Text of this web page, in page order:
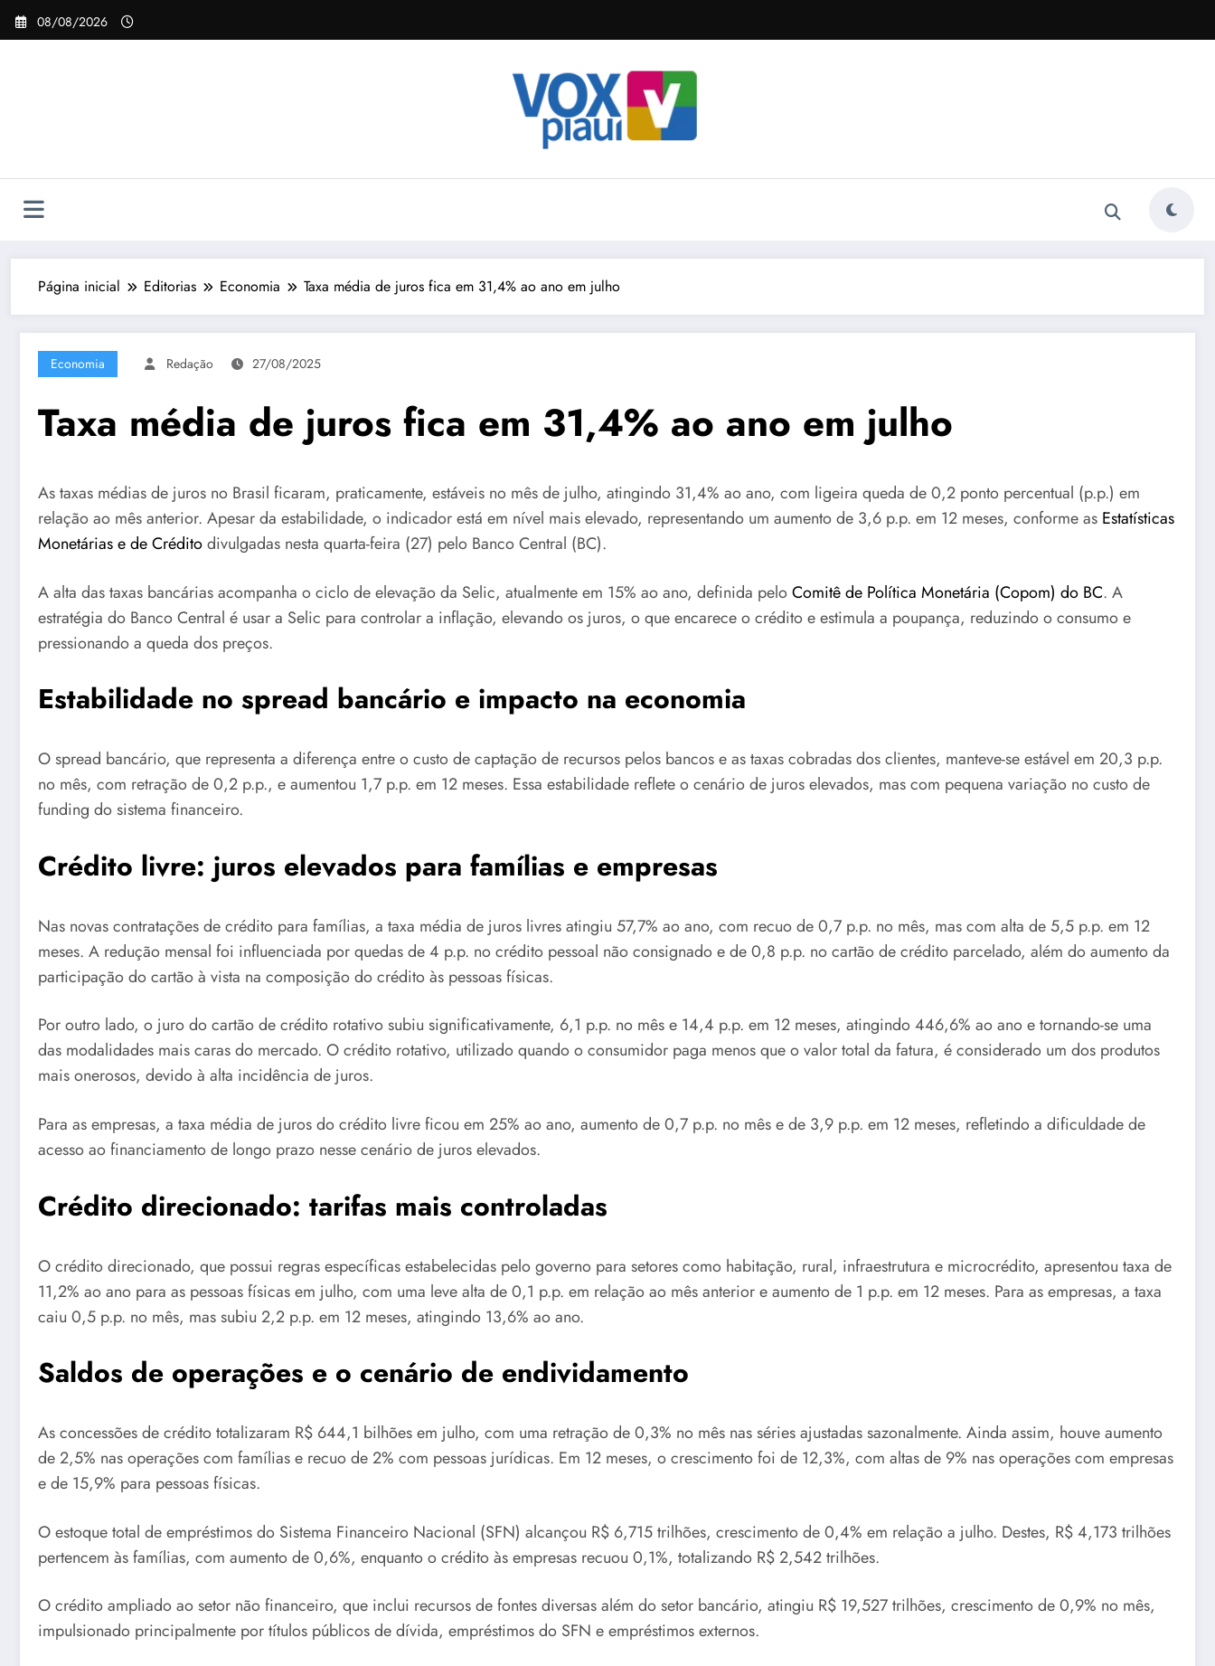
Pular
para
08/08/2026
Página inicial Editorias Economia Taxa média de juros fica em 31,4% ao ano em julho
Economia Redação 27/08/2025
Taxa média de juros fica em 31,4% ao ano em julho
As taxas médias de juros no Brasil ficaram, praticamente, estáveis no mês de julho, atingindo 31,4% ao ano, com ligeira queda de 0,2 ponto percentual (p.p.) em
relação ao mês anterior. Apesar da estabilidade, o indicador está em nível mais elevado, representando um aumento de 3,6 p.p. em 12 meses, conforme as Estatísticas
Monetárias e de Créditodivulgadas nesta quarta-feira (27) pelo Banco Central (BC).
A alta das taxas bancárias acompanha o ciclo de elevação da Selic, atualmente em 15% ao ano, definida peloComitê de Política Monetária (Copom) do BC. A
estratégia do Banco Central é usar a Selic para controlar a inflação, elevando os juros, o que encarece o crédito e estimula a poupança, reduzindo o consumo e
pressionando a queda dos preços.
Estabilidade no spread bancário e impacto na economia
O spread bancário, que representa a diferença entre o custo de captação de recursos pelos bancos e as taxas cobradas dos clientes, manteve-se estável em 20,3 p.p.
no mês, com retração de 0,2 p.p., e aumentou 1,7 p.p. em 12 meses. Essa estabilidade reflete o cenário de juros elevados, mas com pequena variação no custo de
funding do sistema financeiro.
Crédito livre: juros elevados para famílias e empresas
Nas novas contratações de crédito para famílias, a taxa média de juros livres atingiu 57,7% ao ano, com recuo de 0,7 p.p. no mês, mas com alta de 5,5 p.p. em 12
meses. A redução mensal foi influenciada por quedas de 4 p.p. no crédito pessoal não consignado e de 0,8 p.p. no cartão de crédito parcelado, além do aumento da
participação do cartão à vista na composição do crédito às pessoas físicas.
Por outro lado, o juro do cartão de crédito rotativo subiu significativamente, 6,1 p.p. no mês e 14,4 p.p. em 12 meses, atingindo 446,6% ao ano e tornando-se uma
das modalidades mais caras do mercado. O crédito rotativo, utilizado quando o consumidor paga menos que o valor total da fatura, é considerado um dos produtos
mais onerosos, devido à alta incidência de juros.
Para as empresas, a taxa média de juros do crédito livre ficou em 25% ao ano, aumento de 0,7 p.p. no mês e de 3,9 p.p. em 12 meses, refletindo a dificuldade de
acesso ao financiamento de longo prazo nesse cenário de juros elevados.
Crédito direcionado: tarifas mais controladas
O crédito direcionado, que possui regras específicas estabelecidas pelo governo para setores como habitação, rural, infraestrutura e microcrédito, apresentou taxa de
11,2% ao ano para as pessoas físicas em julho, com uma leve alta de 0,1 p.p. em relação ao mês anterior e aumento de 1 p.p. em 12 meses. Para as empresas, a taxa
caiu 0,5 p.p. no mês, mas subiu 2,2 p.p. em 12 meses, atingindo 13,6% ao ano.
Saldos de operações e o cenário de endividamento
As concessões de crédito totalizaram R$ 644,1 bilhões em julho, com uma retração de 0,3% no mês nas séries ajustadas sazonalmente. Ainda assim, houve aumento
de 2,5% nas operações com famílias e recuo de 2% com pessoas jurídicas. Em 12 meses, o crescimento foi de 12,3%, com altas de 9% nas operações com empresas
e de 15,9% para pessoas físicas.
O estoque total de empréstimos do Sistema Financeiro Nacional (SFN) alcançou R$ 6,715 trilhões, crescimento de 0,4% em relação a julho. Destes, R$ 4,173 trilhões
pertencem às famílias, com aumento de 0,6%, enquanto o crédito às empresas recuou 0,1%, totalizando R$ 2,542 trilhões.
O crédito ampliado ao setor não financeiro, que inclui recursos de fontes diversas além do setor bancário, atingiu R$ 19,527 trilhões, crescimento de 0,9% no mês,
impulsionado principalmente por títulos públicos de dívida, empréstimos do SFN e empréstimos externos.